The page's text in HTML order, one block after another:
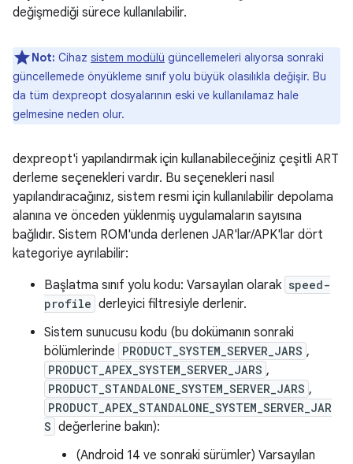
değişmediği sürece kullanılabilir.
Not: Cihaz sistem modülü güncellemeleri alıyorsa sonraki
güncellemede önyükleme sınıf yolu büyük olasılıkla değişir. Bu
da tüm dexpreopt dosyalarının eski ve kullanılamaz hale
gelmesine neden olur.
dexpreopt'i yapılandırmak için kullanabileceğiniz çeşitli ART
derleme seçenekleri vardır. Bu seçenekleri nasıl
yapılandıracağınız, sistem resmi için kullanılabilir depolama
alanına ve önceden yüklenmiş uygulamaların sayısına
bağlıdır. Sistem ROM'unda derlenen JAR'lar/APK'lar dört
kategoriye ayrılabilir:
Başlatma sınıf yolu kodu: Varsayılan olarak speed-
profile derleyici filtresiyle derlenir.
Sistem sunucusu kodu (bu dokümanın sonraki
bölümlerinde PRODUCT_SYSTEM_SERVER_JARS ,
PRODUCT_APEX_SYSTEM_SERVER_JARS ,
PRODUCT_STANDALONE_SYSTEM_SERVER_JARS ,
PRODUCT_APEX_STANDALONE_SYSTEM_SERVER_JAR
S değerlerine bakın):
(Android 14 ve sonraki sürümler) Varsayılan